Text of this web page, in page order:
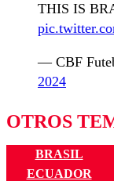
THIS IS
— CBF
2024
OTROS
BRASIL
ECUADOR